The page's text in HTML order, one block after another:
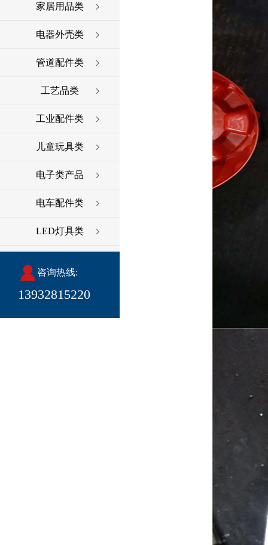
家居用品类
电器外壳类
管道配件类
工艺品类
工业配件类
儿童玩具类
电子类产品
电车配件类
LED灯具类
咨询热线:
13932815220